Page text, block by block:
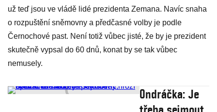
už teď jsou ve vládě lidé prezidenta Zemana. Navíc snaha
o rozpuštění sněmovny a předčasné volby je podle
Černochové past. Není totiž vůbec jisté, že by je prezident
skutečně vypsal do 60 dnů, konat by se tak vůbec
nemusely.
Ondráčka: Je